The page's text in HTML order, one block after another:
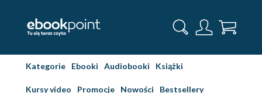
Kategorie Ebooki Audiobooki Książki
Kursy video Promocje Nowości Bestsellery